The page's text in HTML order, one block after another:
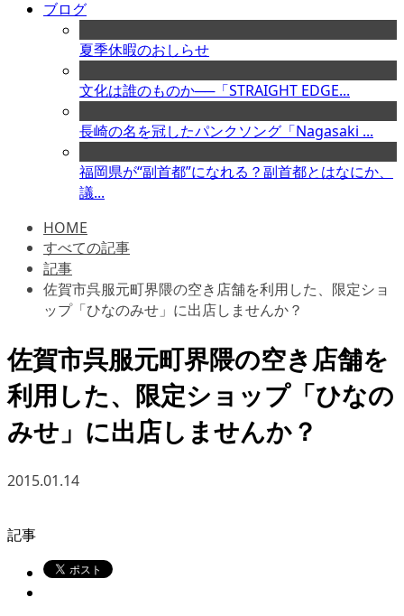
ブログ
夏季休暇のおしらせ
文化は誰のものか──「STRAIGHT EDGE...
長崎の名を冠したパンクソング「Nagasaki ...
福岡県が“副首都”になれる？副首都とはなにか、
議...
HOME
すべての記事
記事
佐賀市呉服元町界隈の空き店舗を利用した、限定ショ
ップ「ひなのみせ」に出店しませんか？
佐賀市呉服元町界隈の空き店舗を
利用した、限定ショップ「ひなの
みせ」に出店しませんか？
2015.01.14
記事